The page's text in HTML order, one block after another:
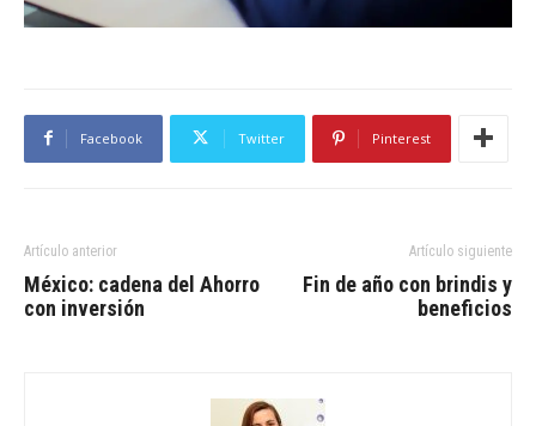
Facebook Twitter Pinterest
Artículo anterior
México: cadena del Ahorro
con inversión
Artículo siguiente
Fin de año con brindis y
beneficios